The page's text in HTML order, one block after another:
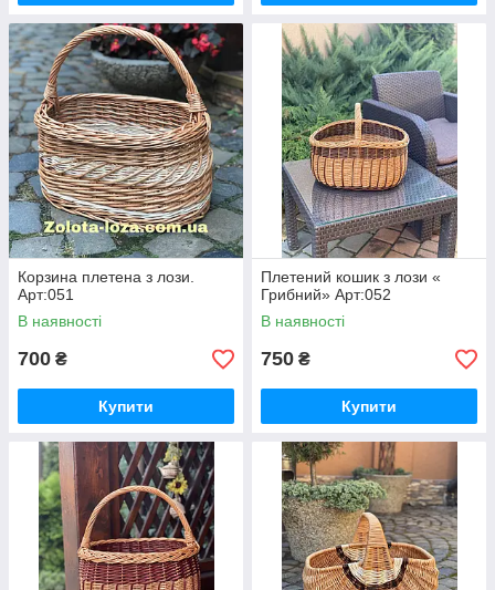
Корзина плетена з лози.
Арт:051
В наявності
700 ₴
Купити
Плетений кошик з лози «
Грибний» Арт:052
В наявності
750 ₴
Купити